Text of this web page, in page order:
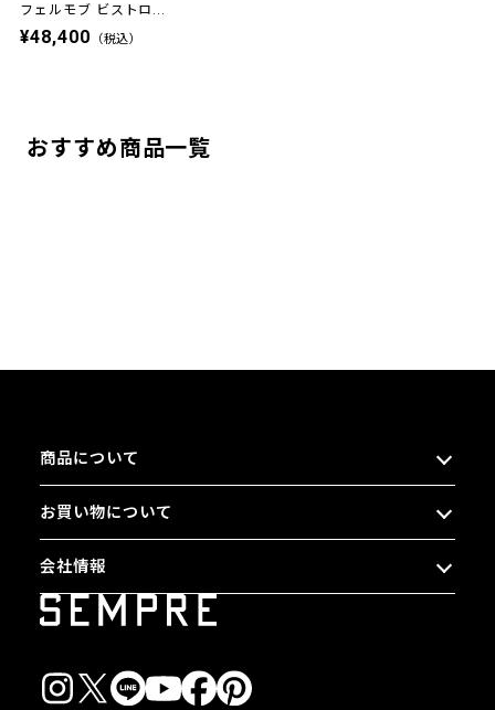
フェルモブ ビストロ...
¥48,400 （税込）
おすすめ商品一覧
商品について
お買い物について
会社情報